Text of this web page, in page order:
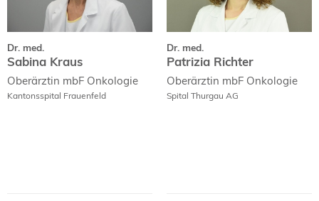
Dr. med.
Sabina Kraus
Oberärztin mbF Onkologie
Kantonsspital Frauenfeld
Dr. med.
Patrizia Richter
Oberärztin mbF Onkologie
Spital Thurgau AG